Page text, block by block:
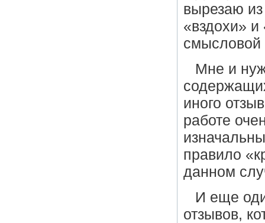
вырезаю
«вздохи»
смысловой
Мне и
иного
работе
правило
данном
И еще
отзывов,